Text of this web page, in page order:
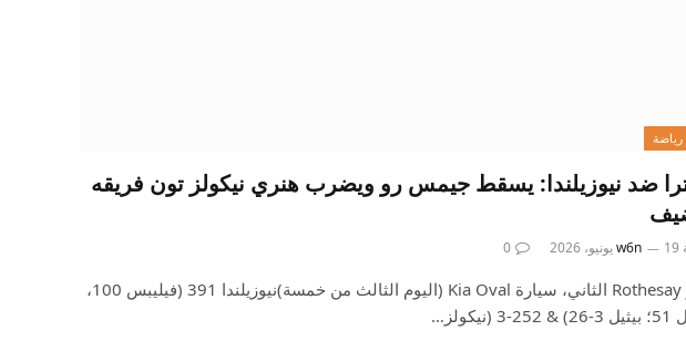
ضد نيوزيلندا: يسقط جيمس رو ويضرب هنري نيكولز تون فريقه
w6n 19 يونيو، 2026 0
اختبار Rothesay الثاني، سيارة Kia Oval (اليوم الثالث من خمسة)نيوزيلندا 391 (فيليبس 100،